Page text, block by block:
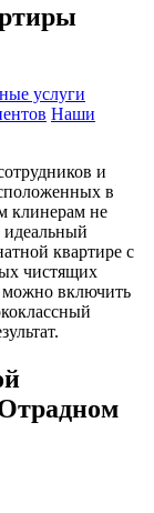
услуги
Наши
и
в
клинерам не
идеальный
квартире с
чистящих
можно включить